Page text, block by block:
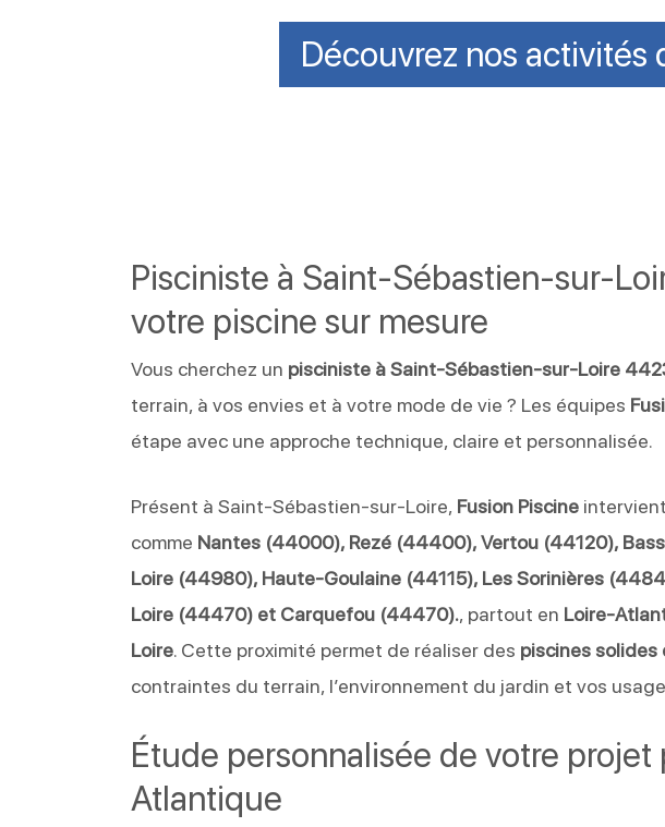
Découvrez nos activités
Pisciniste à Saint-Sébastien-sur-
votre piscine sur mesure
Vous cherchez un pisciniste à Saint-Sébastien-sur-Loire
terrain, à vos envies et à votre mode de vie ? Les équipes
étape avec une approche technique, claire et personnalisée.
Présent à Saint-Sébastien-sur-Loire, Fusion Piscine
comme Nantes (44000), Rezé (44400), Vertou (44120),
Loire (44980), Haute-Goulaine (44115), Les Sorinières
Loire (44470) et Carquefou (44470)., partout en Loire-
Loire. Cette proximité permet de réaliser des piscines
contraintes du terrain, l’environnement du jardin et vos
Étude personnalisée de votre projet
Atlantique